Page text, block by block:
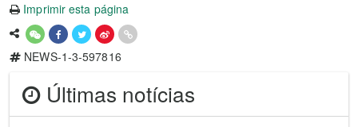
Imprimir esta página
NEWS-1-3-597816
Últimas notícias